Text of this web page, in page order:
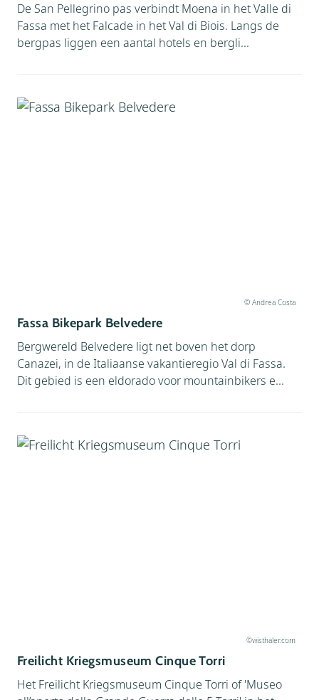
De San Pellegrino pas verbindt Moena in het Valle di
Fassa met het Falcade in het Val di Biois. Langs de
bergpas liggen een aantal hotels en bergli...
© Andrea Costa
Fassa Bikepark Belvedere
Bergwereld Belvedere ligt net boven het dorp
Canazei, in de Italiaanse vakantieregio Val di Fassa.
Dit gebied is een eldorado voor mountainbikers e...
©wisthaler.com
Freilicht Kriegsmuseum Cinque Torri
Het Freilicht Kriegsmuseum Cinque Torri of 'Museo